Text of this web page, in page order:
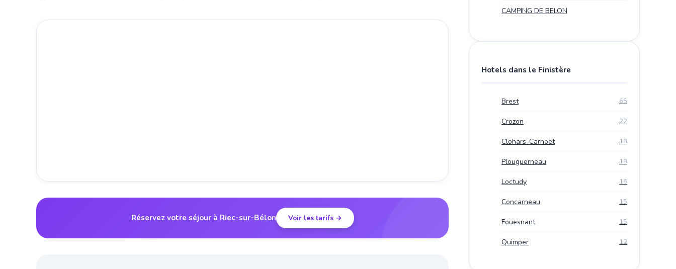
Réservez votre séjour à Riec-sur-Bélon Voir les tarifs →
CAMPING DE BELON
Hotels dans le Finistère
Brest 65
Crozon 22
Clohars-Carnoët 18
Plouguerneau 18
Loctudy 16
Concarneau 15
Fouesnant 15
Quimper 12